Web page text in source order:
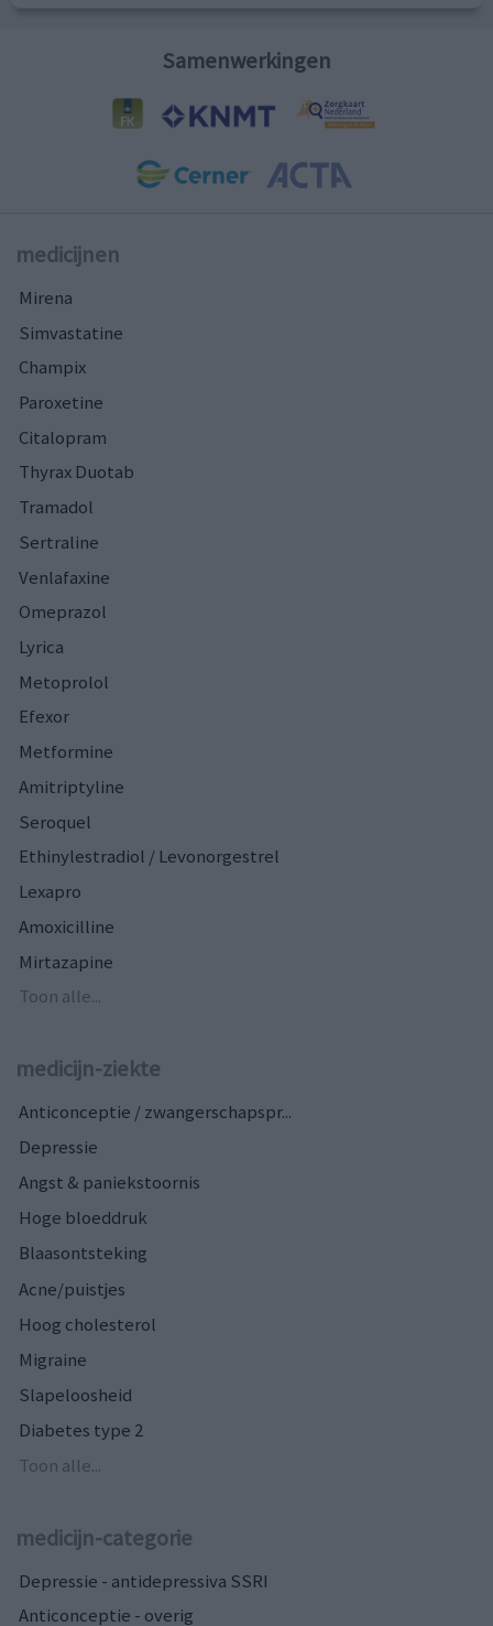
Samenwerkingen
medicijnen
Mirena
Simvastatine
Champix
Paroxetine
Citalopram
Thyrax Duotab
Tramadol
Sertraline
Venlafaxine
Omeprazol
Lyrica
Metoprolol
Efexor
Metformine
Amitriptyline
Seroquel
Ethinylestradiol / Levonorgestrel
Lexapro
Amoxicilline
Mirtazapine
Toon alle...
medicijn-ziekte
Anticonceptie / zwangerschapspr...
Depressie
Angst & paniekstoornis
Hoge bloeddruk
Blaasontsteking
Acne/puistjes
Hoog cholesterol
Migraine
Slapeloosheid
Diabetes type 2
Toon alle...
medicijn-categorie
Depressie - antidepressiva SSRI
Anticonceptie - overig